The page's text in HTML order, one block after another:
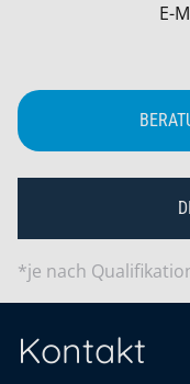
E-
*je nach
Kontakt